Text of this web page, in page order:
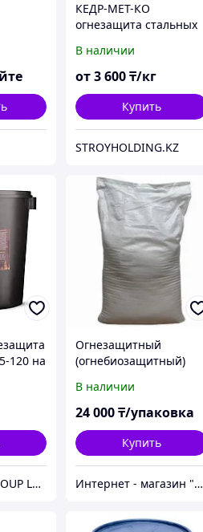
КЕДР-МЕТ-КО
огнезащита стальных
В наличии
от3 600₸/кг
Купить
STROYHOLDING.KZ
120 на
ТОО «ZUVER GROUP LTD»
Огнезащитный
(огнебиозащитный)
кв.м на 2 года)
В наличии
24 000₸/упаковка
Купить
Интернет - магазин "Безопасный Дом"